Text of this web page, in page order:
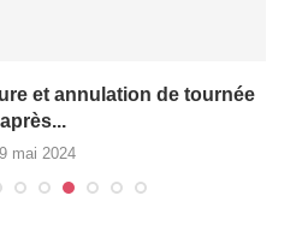
et annulation de tournée
après...
mai 2024